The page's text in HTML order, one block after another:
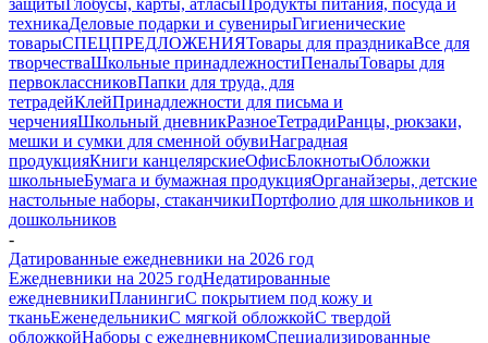
техникаДеловые подарки и сувенирыГигиенические
товарыСПЕЦПРЕДЛОЖЕНИЯТовары для праздникаВсе для
творчестваШкольные принадлежностиПеналыТовары для
первоклассниковПапки для труда, для
тетрадейКлейПринадлежности для письма и
черченияШкольный дневникРазноеТетрадиРанцы, рюкзаки,
мешки и сумки для сменной обувиНаградная
продукцияКниги канцелярскиеОфисБлокнотыОбложки
школьныеБумага и бумажная продукцияОрганайзеры, детские
настольные наборы, стаканчикиПортфолио для школьников и
дошкольников
-
Датированные ежедневники на 2026 год
Ежедневники на 2025 годНедатированные
ежедневникиПланингиС покрытием под кожу и
тканьЕженедельникиС мягкой обложкойС твердой
обложкойНаборы с ежедневникомСпециализированные